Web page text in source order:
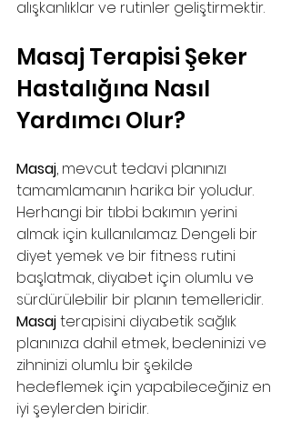
alışkanlıklar ve rutinler geliştirmektir.
Masaj Terapisi Şeker
Hastalığına Nasıl
Yardımcı Olur?
Masaj, mevcut tedavi planınızı
tamamlamanın harika bir yoludur.
Herhangi bir tıbbi bakımın yerini
almak için kullanılamaz. Dengeli bir
diyet yemek ve bir fitness rutini
başlatmak, diyabet için olumlu ve
sürdürülebilir bir planın temelleridir.
Masaj terapisini diyabetik sağlık
planınıza dahil etmek, bedeninizi ve
zihninizi olumlu bir şekilde
hedeflemek için yapabileceğiniz en
iyi şeylerden biridir.